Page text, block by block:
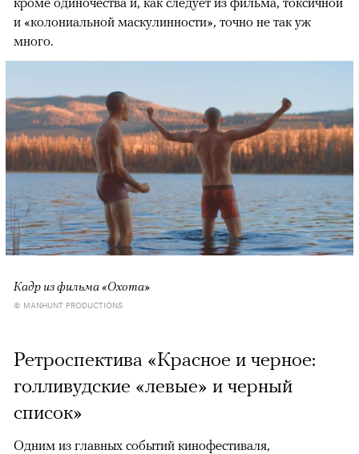
и «колониальной маскулинности», точно не так уж
много.
Кадр из фильма «Охота»
© MANHUNT PRODUCTIONS
Ретроспектива «Красное и черное:
голливудские «левые» и черный
список»
Одним из главных событий кинофестиваля,